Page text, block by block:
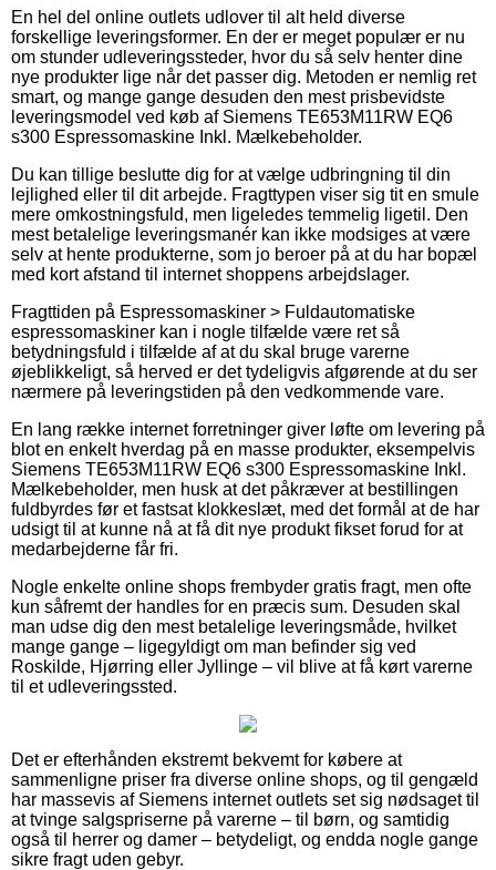
En hel del online outlets udlover til alt held diverse
forskellige leveringsformer. En der er meget populær er nu
om stunder udleveringssteder, hvor du så selv henter dine
nye produkter lige når det passer dig. Metoden er nemlig ret
smart, og mange gange desuden den mest prisbevidste
leveringsmodel ved køb af Siemens TE653M11RW EQ6
s300 Espressomaskine Inkl. Mælkebeholder.
Du kan tillige beslutte dig for at vælge udbringning til din
lejlighed eller til dit arbejde. Fragttypen viser sig tit en smule
mere omkostningsfuld, men ligeledes temmelig ligetil. Den
mest betalelige leveringsmanér kan ikke modsiges at være
selv at hente produkterne, som jo beroer på at du har bopæl
med kort afstand til internet shoppens arbejdslager.
Fragttiden på Espressomaskiner > Fuldautomatiske
espressomaskiner kan i nogle tilfælde være ret så
betydningsfuld i tilfælde af at du skal bruge varerne
øjeblikkeligt, så herved er det tydeligvis afgørende at du ser
nærmere på leveringstiden på den vedkommende vare.
En lang række internet forretninger giver løfte om levering på
blot en enkelt hverdag på en masse produkter, eksempelvis
Siemens TE653M11RW EQ6 s300 Espressomaskine Inkl.
Mælkebeholder, men husk at det påkræver at bestillingen
fuldbyrdes før et fastsat klokkeslæt, med det formål at de har
udsigt til at kunne nå at få dit nye produkt fikset forud for at
medarbejderne får fri.
Nogle enkelte online shops frembyder gratis fragt, men ofte
kun såfremt der handles for en præcis sum. Desuden skal
man udse dig den mest betalelige leveringsmåde, hvilket
mange gange – ligegyldigt om man befinder sig ved
Roskilde, Hjørring eller Jyllinge – vil blive at få kørt varerne
til et udleveringssted.
Det er efterhånden ekstremt bekvemt for købere at
sammenligne priser fra diverse online shops, og til gengæld
har massevis af Siemens internet outlets set sig nødsaget til
at tvinge salgspriserne på varerne – til børn, og samtidig
også til herrer og damer – betydeligt, og endda nogle gange
sikre fragt uden gebyr.